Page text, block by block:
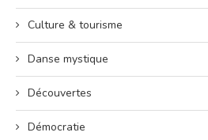
Culture & tourisme
Danse mystique
Découvertes
Démocratie